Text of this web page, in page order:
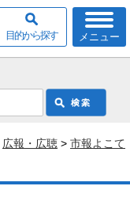
メニュー
目的から探す
広報・広聴 > 市報よこて